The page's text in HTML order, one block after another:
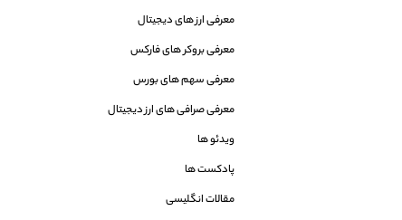
معرفی ارز های دیجیتال
معرفی بروکر های فارکس
معرفی سهم های بورس
معرفی صرافی های ارز دیجیتال
ویدئو ها
پادکست ها
مقالات انگلیسی